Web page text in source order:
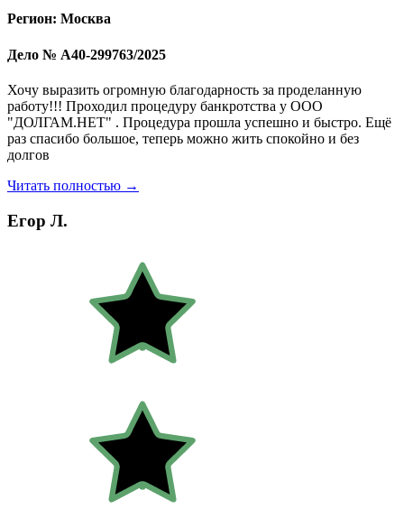
Регион: Москва
Дело № А40-299763/2025
Хочу выразить огромную благодарность за проделанную
работу!!! Проходил процедуру банкротства у ООО
"ДОЛГАМ.НЕТ" . Процедура прошла успешно и быстро. Ещё
раз спасибо большое, теперь можно жить спокойно и без
долгов
Читать полностью →
Егор Л.